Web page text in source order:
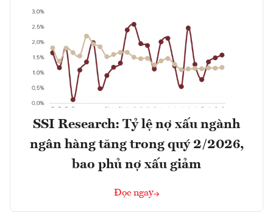
SSI Research: Tỷ lệ nợ xấu ngành
ngân hàng tăng trong quý 2/2026,
bao phủ nợ xấu giảm
Đọc ngay